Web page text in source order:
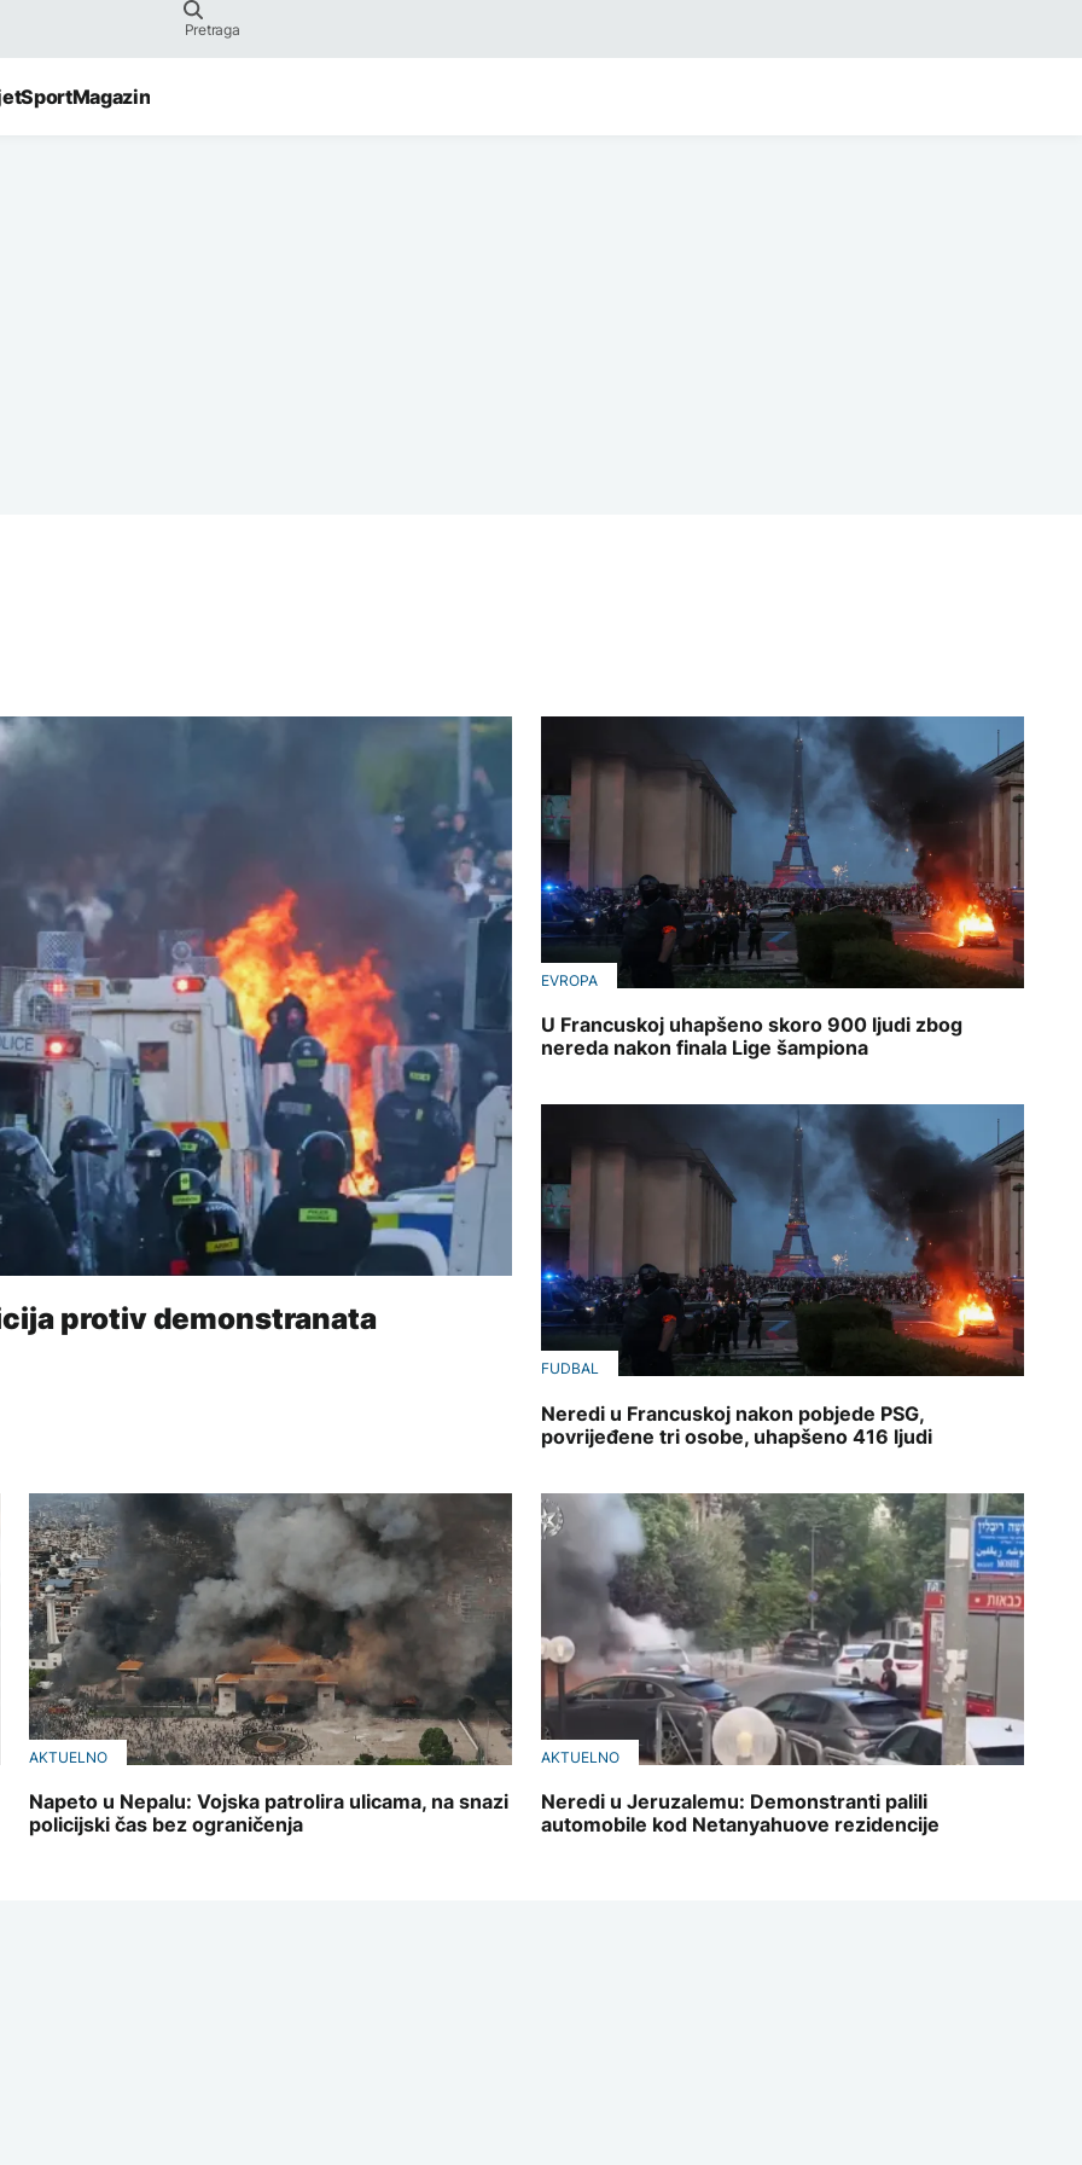
SportMagazin
protiv demonstranata
EVROPA
U Francuskoj uhapšeno skoro 900 ljudi zbog
nereda nakon finala Lige šampiona
FUDBAL
Neredi u Francuskoj nakon pobjede PSG,
povrijeđene tri osobe, uhapšeno 416 ljudi
AKTUELNO
Napeto u Nepalu: Vojska patrolira ulicama, na snazi
policijski čas bez ograničenja
AKTUELNO
Neredi u Jeruzalemu: Demonstranti palili
automobile kod Netanyahuove rezidencije